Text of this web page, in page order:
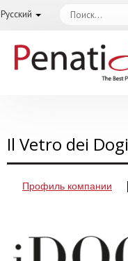
Русский
Il Vetro dei Dogi
Профиль компании